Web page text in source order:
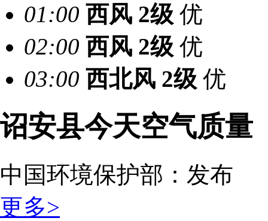
01:00 西风 2级 优
02:00 西风 2级 优
03:00 西北风 2级 优
诏安县今天空气质量
中国环境保护部： 发布
更多>